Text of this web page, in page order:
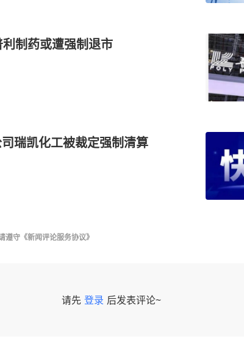
制药或遭强制退市
瑞凯化工被裁定强制清算
遵守 《新闻评论服务协议》
请先 登录 后发表评论~